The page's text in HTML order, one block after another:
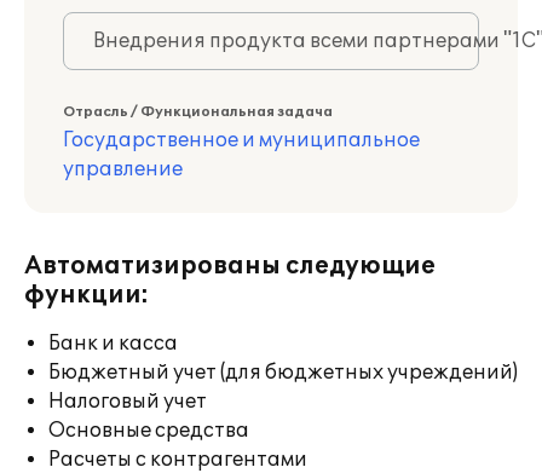
Внедрения продукта всеми партнерами
Отрасль / Функциональная задача
Государственное и муниципальное
управление
Автоматизированы следующие
функции:
Банк и касса
Бюджетный учет (для бюджетных учреждений)
Налоговый учет
Основные средства
Расчеты с контрагентами